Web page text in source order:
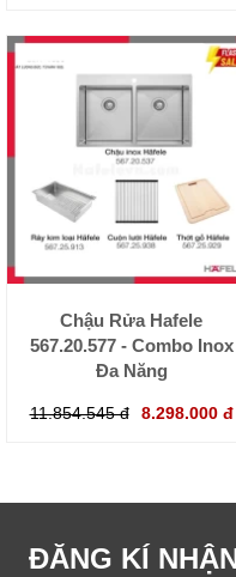
Chậu Rửa Hafele
567.20.577 - Combo Inox
Đa Năng
11.854.545 đ 8.298.000 đ
ĐĂNG KÍ